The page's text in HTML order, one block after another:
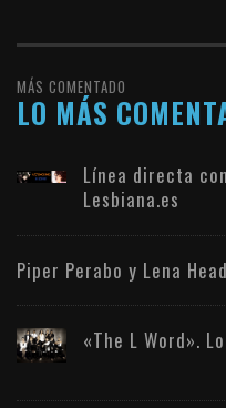
MÁS COMENTADO
LO MÁS
Línea directa
Lesbiana.es
Piper Perabo y Lena
«The L Word».